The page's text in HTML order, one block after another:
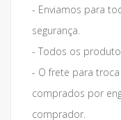
- Enviamos para
segurança.
- Todos os
- O frete para
comprados por
comprador.